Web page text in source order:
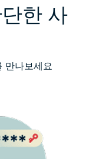
한 사
만나보세요